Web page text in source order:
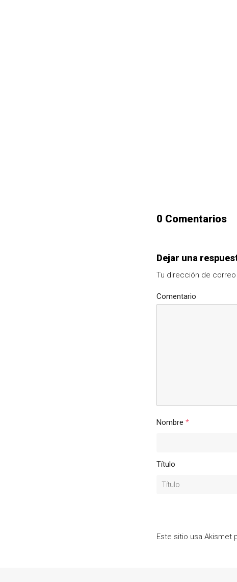
0 Comentarios
Dejar una
Tu dirección de
Comentario
Nombre *
Título
Este sitio usa Akismet